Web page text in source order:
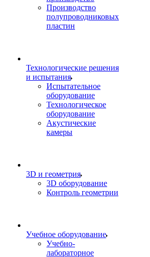
Производство
полупроводниковых
пластин
Технологические решения
и испытания
Испытательное
оборудование
Технологическое
оборудование
Акустические
камеры
3D и геометрия
3D оборудование
Контроль геометрии
Учебное оборудование
Учебно-
лабораторное